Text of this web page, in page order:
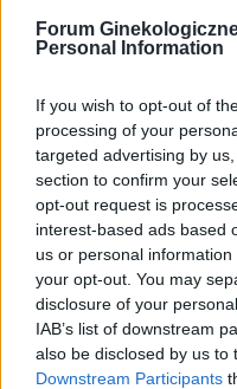
Forum
Personal Information
If you wish to opt-out of
processing of your
targeted advertising by
section to confirm your
opt-out request is
interest-based ads based
us or personal
your opt-out. You may
disclosure of your
IAB’s list of downstream
also be disclosed by us to
Downstream Participants
Wyskoczył mi taki
mniejszej, w
gdy się dotyka.
Forum:
POWIĄZANE
Tematy przezierność